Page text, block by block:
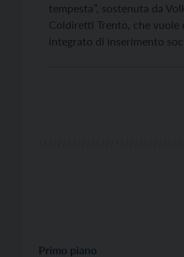
tempesta”, sostenuta da
Coldiretti Trento, che
integrato di inserimento
Primo piano